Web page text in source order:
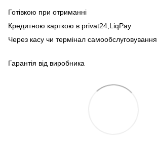
Готівкою при отриманні
Кредитною карткою в privat24,LiqPay
Через касу чи термінал самообслуговування
Гарантія від виробника